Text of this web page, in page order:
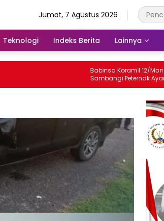
Jumat, 7 Agustus 2026
Teknologi Indeks Berita Lainnya
Babinsa Koramil 12/Manisrenggo
Sambangi Peternak Ayam Petelur,
Dukung Ketahanan Pangan Dan